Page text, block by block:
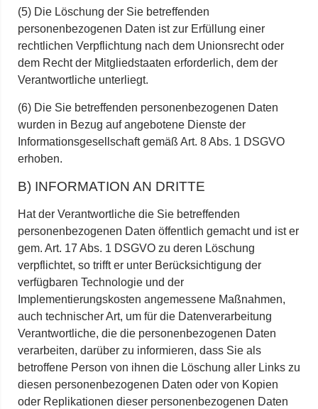
(5) Die Löschung der Sie betreffenden
personenbezogenen Daten ist zur Erfüllung einer
rechtlichen Verpflichtung nach dem Unionsrecht oder
dem Recht der Mitgliedstaaten erforderlich, dem der
Verantwortliche unterliegt.
(6) Die Sie betreffenden personenbezogenen Daten
wurden in Bezug auf angebotene Dienste der
Informationsgesellschaft gemäß Art. 8 Abs. 1 DSGVO
erhoben.
B) INFORMATION AN DRITTE
Hat der Verantwortliche die Sie betreffenden
personenbezogenen Daten öffentlich gemacht und ist er
gem. Art. 17 Abs. 1 DSGVO zu deren Löschung
verpflichtet, so trifft er unter Berücksichtigung der
verfügbaren Technologie und der
Implementierungskosten angemessene Maßnahmen,
auch technischer Art, um für die Datenverarbeitung
Verantwortliche, die die personenbezogenen Daten
verarbeiten, darüber zu informieren, dass Sie als
betroffene Person von ihnen die Löschung aller Links zu
diesen personenbezogenen Daten oder von Kopien
oder Replikationen dieser personenbezogenen Daten